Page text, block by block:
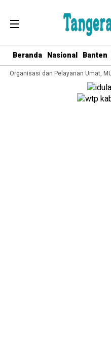
Beranda Nasional Banten
dan Pelayanan Umat, MUI